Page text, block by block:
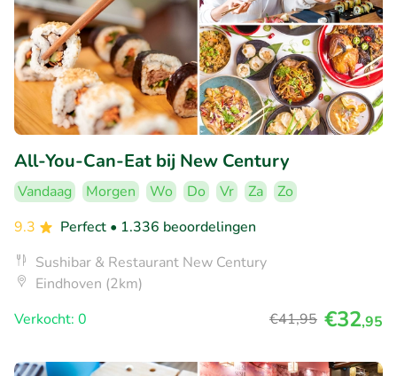
All-You-Can-Eat bij New Century
Vandaag Morgen Wo Do Vr Za
Zo
9.3
Perfect • 1.336 beoordelingen
Sushibar & Restaurant New Century
Eindhoven (2km)
Verkocht: 0
€41,95 €32,95